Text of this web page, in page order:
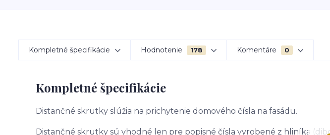
Kompletné špecifikácie Hodnotenie 178 Komentáre 0
Kompletné špecifikácie
Distančné skrutky slúžia na prichytenie domového čísla na fasádu.
Distančné skrutky sú vhodné len pre popisné čísla vyrobené z hliníka